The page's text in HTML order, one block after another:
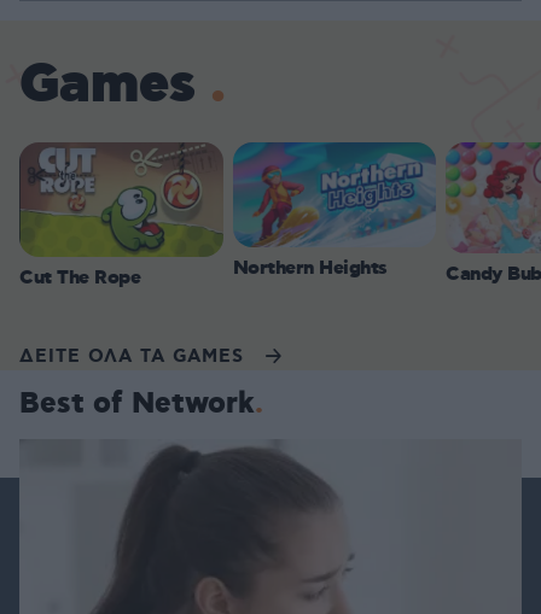
Games
Cut The Rope Northern Heights Candy
ΔΕΙΤΕ ΟΛΑ ΤΑ GAMES
Best of Network